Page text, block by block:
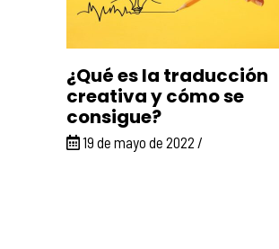
¿Qué es la traducción
creativa y cómo se
consigue?
19 de mayo de 2022